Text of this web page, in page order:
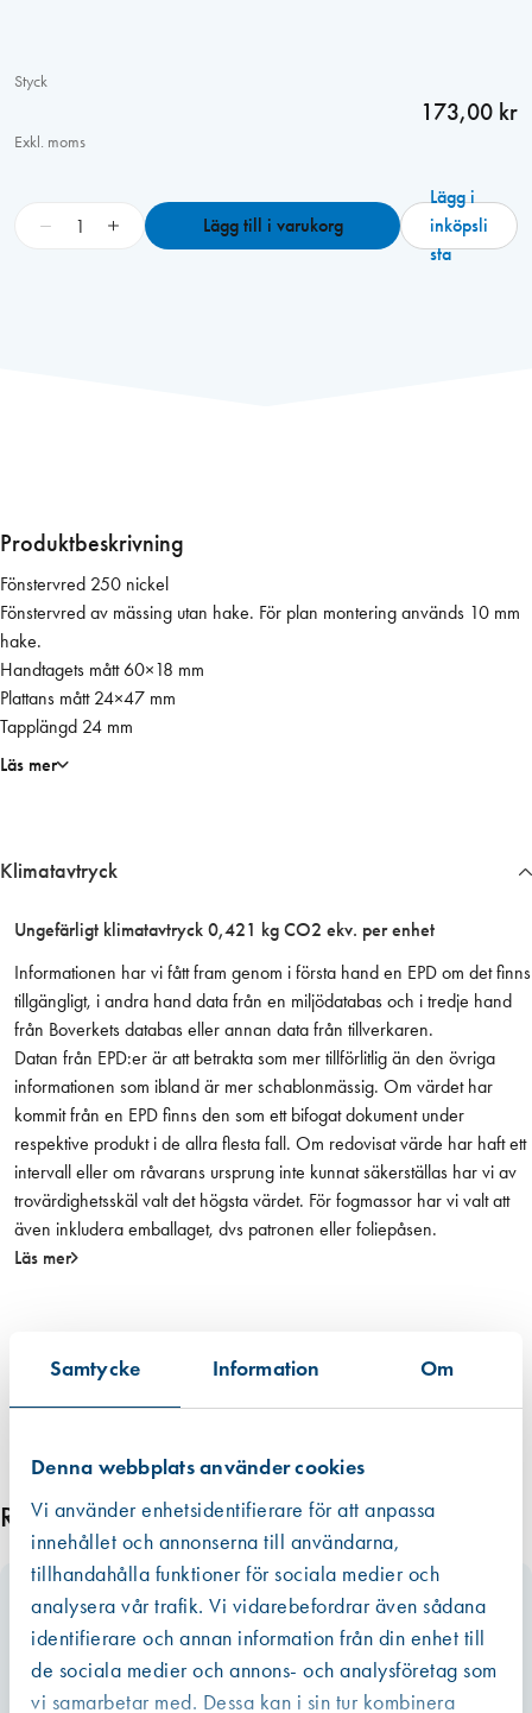
Samtycke Information Om
Denna webbplats använder cookies
Vi använder enhetsidentifierare för att anpassa
innehållet och annonserna till användarna,
tillhandahålla funktioner för sociala medier och
analysera vår trafik. Vi vidarebefordrar även sådana
identifierare och annan information från din enhet till
de sociala medier och annons- och analysföretag som
vi samarbetar med. Dessa kan i sin tur kombinera
Styck
173,00 kr
Exkl. moms
5
0
n
i
c
k
e
l
g
+ Lägg till i varukorg
Lägg i
inköpsli
sta
Klimatavtryck
Ungefärligt klimatavtryck 0,421 kg CO2 ekv. per enhet
Informationen har vi fått fram genom i första hand en EPD om det finns
tillgängligt, i andra hand data från en miljödatabas och i tredje hand
från Boverkets databas eller annan data från tillverkaren.
Datan från EPD:er är att betrakta som mer tillförlitlig än den övriga
informationen som ibland är mer schablonmässig. Om värdet har
kommit från en EPD finns den som ett bifogat dokument under
respektive produkt i de allra flesta fall. Om redovisat värde har haft ett
intervall eller om råvarans ursprung inte kunnat säkerställas har vi av
trovärdighetsskäl valt det högsta värdet. För fogmassor har vi valt att
även inkludera emballaget, dvs patronen eller foliepåsen.
Läs mer
Produktbeskrivning
Fönstervred 250 nickel
Fönstervred av mässing utan hake. För plan montering används 10 mm
hake.
Handtagets mått 60×18 mm
Plattans mått 24×47 mm
Tapplängd 24 mm
Läs mer
Relaterade produkter